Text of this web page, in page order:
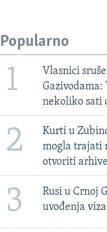
Popularno
1
Vlasnici
Gazivodama:
nekoliko sati
2
Kurti u
mogla trajati
otvoriti arhive
3
Rusi u Crnoj
uvođenja viza